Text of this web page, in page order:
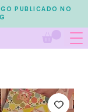
PUBLICADO NO